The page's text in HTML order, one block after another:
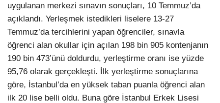
uygulanan merkezi sınavın sonuçları, 10 Temmuz’da
açıklandı. Yerleşmek istedikleri liselere 13-27
Temmuz’da tercihlerini yapan öğrenciler, sınavla
öğrenci alan okullar için açılan 198 bin 905 kontenjanın
190 bin 473’ünü doldurdu, yerleştirme oranı ise yüzde
95,76 olarak gerçekleşti. İlk yerleştirme sonuçlarına
göre, İstanbul’da en yüksek taban puanla öğrenci alan
ilk 20 lise belli oldu. Buna göre İstanbul Erkek Lisesi